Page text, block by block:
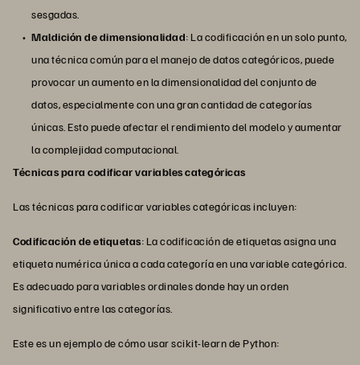
sesgadas.
Maldición de dimensionalidad: La codificación en un solo punto,
una técnica común para el manejo de datos categóricos, puede
provocar un aumento en la dimensionalidad del conjunto de
datos, especialmente con una gran cantidad de categorías
únicas. Esto puede afectar el rendimiento del modelo y aumentar
la complejidad computacional.
Técnicas para codificar variables categóricas
Las técnicas para codificar variables categóricas incluyen:
Codificación de etiquetas: La codificación de etiquetas asigna una
etiqueta numérica única a cada categoría en una variable categórica.
Es adecuado para variables ordinales donde hay un orden
significativo entre las categorías.
Este es un ejemplo de cómo usar scikit-learn de Python: